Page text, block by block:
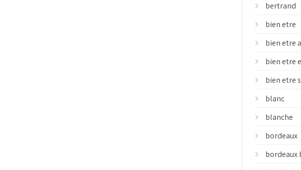
bertrand
bien etre
bien etre
bien etre
bien etre
blanc
blanche
bordeaux
bordeaux